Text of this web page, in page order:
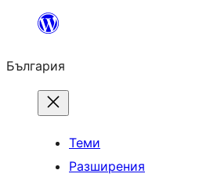
България
Теми
Разширения